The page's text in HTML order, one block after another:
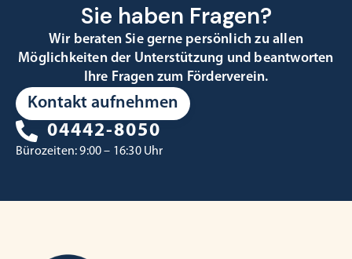
Sie haben Fragen?
Wir beraten Sie gerne persönlich zu allen
Möglichkeiten der Unterstützung und beantworten
Ihre Fragen zum Förderverein.
Bürozeiten: 9:00 – 16:30 Uhr
04442-8050
Kontakt aufnehmen